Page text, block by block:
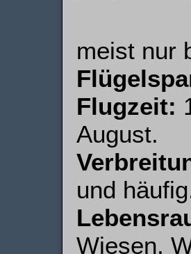
meist nur
Flugzeit:
August.
und
Wiesen,